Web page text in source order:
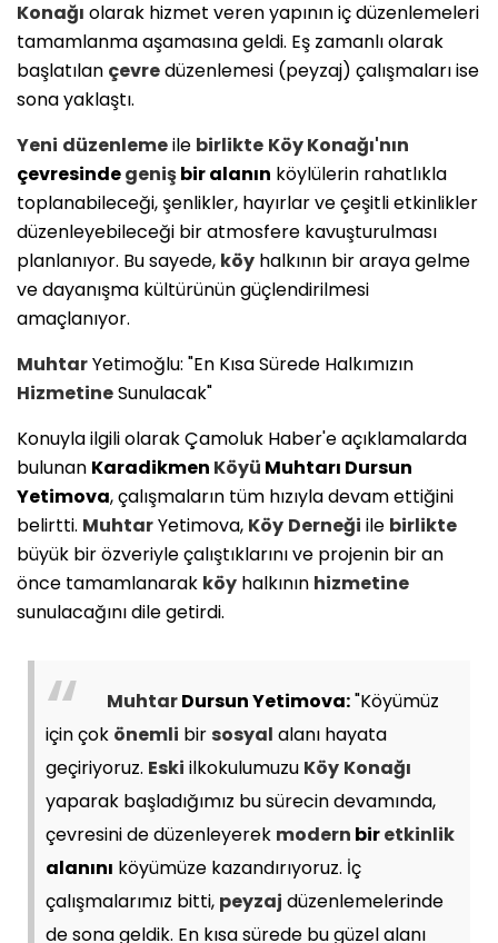
Konağı olarak hizmet veren yapının iç düzenlemeleri
tamamlanma aşamasına geldi. Eş zamanlı olarak
başlatılan çevredüzenlemesi (peyzaj) çalışmaları ise
sona yaklaştı.
Yeni düzenlemeile birlikte KöyKonağı'nın
çevresindegenişbir alanın köylülerin rahatlıkla
toplanabileceği, şenlikler, hayırlar ve çeşitli etkinlikler
düzenleyebileceği bir atmosfere kavuşturulması
planlanıyor. Bu sayede, köy halkının bir araya gelme
ve dayanışma kültürünün güçlendirilmesi
amaçlanıyor.
MuhtarYetimoğlu: "En Kısa Sürede Halkımızın
HizmetineSunulacak"
Konuyla ilgili olarak Çamoluk Haber'e açıklamalarda
bulunan Karadikmen Köyü Muhtarı Dursun
Yetimova, çalışmaların tüm hızıyla devam ettiğini
belirtti. MuhtarYetimova, Köy Derneği ile birlikte
büyük bir özveriyle çalıştıklarını ve projenin bir an
önce tamamlanarak köy halkının hizmetine
sunulacağını dile getirdi.
MuhtarDursun Yetimova:"Köyümüz
için çok önemli birsosyal alanı hayata
geçiriyoruz. Eski ilkokulumuzu Köy Konağı
yaparak başladığımız bu sürecin devamında,
çevresini de düzenleyerek modern biretkinlik
alanını köyümüze kazandırıyoruz. İç
çalışmalarımız bitti, peyzaj düzenlemelerinde
de sona geldik. En kısa sürede bu güzel alanı